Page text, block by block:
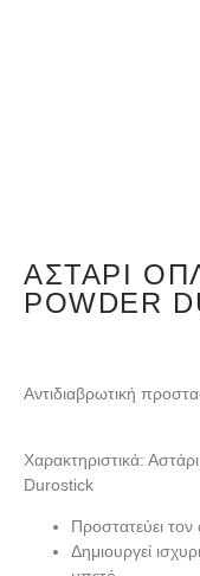
ΑΣΤΆΡΙ
POWDER
Αντιδιαβρωτική
Χαρακτηριστικά:
Durostick
Προστατεύει
Δημιουργεί